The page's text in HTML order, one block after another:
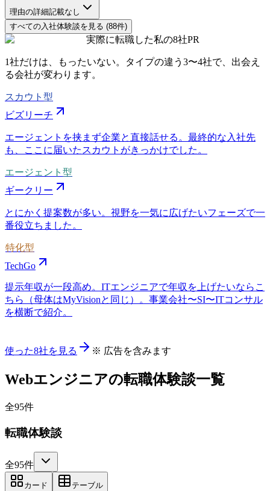
理由の詳細記載なし
すべての入社体験談を見る (88件)
実際に転職した私の8社PR
1社だけは、もったいない。タイプの違う 3〜4社で、出会え
る会社が変わります。
スカウト型
ビズリーチ
エージェントを挟まず企業と直接話せる。最終的な入社先
も、ここに届いたスカウトがきっかけでした。
エージェント型
ギークリー
とにかく提案数が多い。視野を一気に広げたいフェーズで一
番役立ちました。
特化型
TechGo
提示年収が一段高め。ITエンジニアで年収を上げたいならこ
ちら（母体はMyVisionと同じ）。事業会社〜SI〜ITコンサル
を横断で紹介。
使った8社を見る ※ 広告を含みます
Webエンジニアの転職体験談一覧
全95件
転職体験談
全95件
カード テーブル